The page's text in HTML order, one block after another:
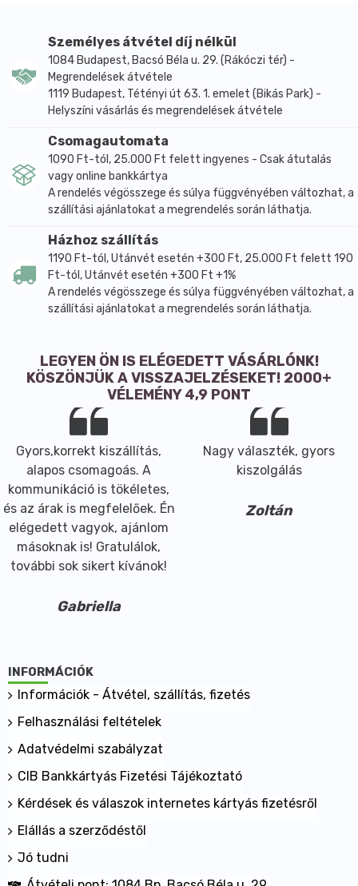
Személyes átvétel díj nélkül
1084 Budapest, Bacsó Béla u. 29. (Rákóczi tér) -
Megrendelések átvétele
1119 Budapest, Tétényi út 63. 1. emelet (Bikás Park) -
Helyszíni vásárlás és megrendelések átvétele
Csomagautomata
1090 Ft-tól, 25.000 Ft felett ingyenes - Csak átutalás
vagy online bankkártya
A rendelés végösszege és súlya függvényében változhat, a
szállítási ajánlatokat a megrendelés során láthatja.
Házhoz szállítás
1190 Ft-tól, Utánvét esetén +300 Ft, 25.000 Ft felett 190
Ft-tól, Utánvét esetén +300 Ft +1%
A rendelés végösszege és súlya függvényében változhat, a
szállítási ajánlatokat a megrendelés során láthatja.
LEGYEN ÖN IS ELÉGEDETT VÁSÁRLÓNK!
KÖSZÖNJÜK A VISSZAJELZÉSEKET! 2000+
VÉLEMÉNY 4,9 PONT
Gyors,korrekt kiszállítás,
alapos csomagoás. A
kommunikáció is tökéletes,
és az árak is megfelelőek. Én
elégedett vagyok, ajánlom
másoknak is! Gratulálok,
további sok sikert kívánok!
Gabriella
Nagy választék, gyors
kiszolgálás
Zoltán
INFORMÁCIÓK
Információk - Átvétel, szállítás, fizetés
Felhasználási feltételek
Adatvédelmi szabályzat
CIB Bankkártyás Fizetési Tájékoztató
Kérdések és válaszok internetes kártyás fizetésről
Elállás a szerződéstől
Jó tudni